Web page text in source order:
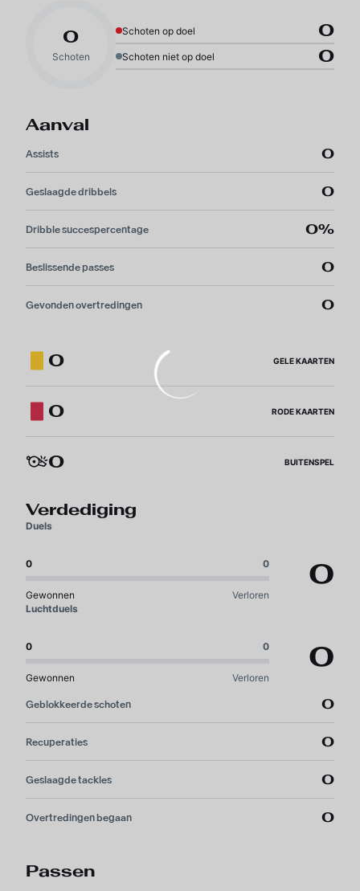
0
Schoten
Schoten op doel 0
Schoten niet op doel 0
Aanval
Assists 0
Geslaagde dribbels 0
Dribble succespercentage 0%
Beslissende passes 0
Gevonden overtredingen 0
0 GELE KAARTEN
0 RODE KAARTEN
0 BUITENSPEL
Verdediging
Duels
0 0
Gewonnen Verloren
0
Luchtduels
0 0
Gewonnen Verloren
0
Geblokkeerde schoten 0
Recuperaties 0
Geslaagde tackles 0
Overtredingen begaan 0
Passen